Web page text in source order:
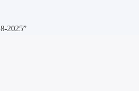
2025”